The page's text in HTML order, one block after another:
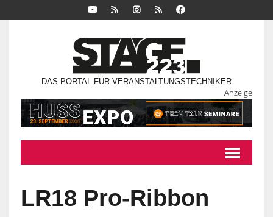
DAS PORTAL FÜR VERANSTALTUNGSTECHNIKER
Anzeige
LR18 Pro-Ribbon